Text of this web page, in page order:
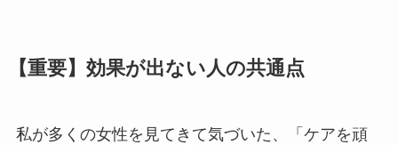
【重要】効果が出ない人の共通点
私が多くの女性を見てきて気づいた、「ケアを頑